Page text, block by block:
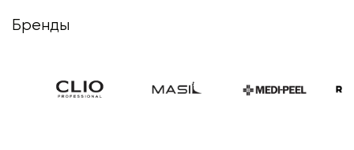
Бренды